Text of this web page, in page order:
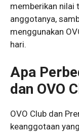
memberikan nilai
anggotanya,
menggunakan
hari.
Apa
dan OVO
OVO Club dan
keanggotaan